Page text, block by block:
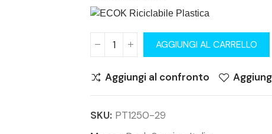
AGGIUNGI AL CARRELLO
Aggiungi al confronto
SKU: PT1250-29